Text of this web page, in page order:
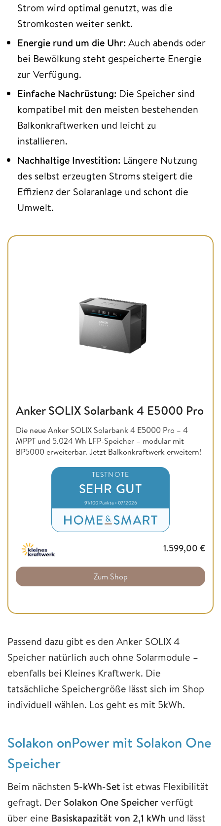
Strom wird optimal genutzt, was die
Stromkosten weiter senkt.
Energie rund um die Uhr: Auch abends oder
bei Bewölkung steht gespeicherte Energie
zur Verfügung.
Einfache Nachrüstung: Die Speicher sind
kompatibel mit den meisten bestehenden
Balkonkraftwerken und leicht zu
installieren.
Nachhaltige Investition: Längere Nutzung
des selbst erzeugten Stroms steigert die
Effizienz der Solaranlage und schont die
Umwelt.
Anker SOLIX Solarbank 4 E5000 Pro
Die neue Anker SOLIX Solarbank 4 E5000 Pro – 4
MPPT und 5.024 Wh LFP-Speicher – modular mit
BP5000 erweiterbar. Jetzt Balkonkraftwerk erweitern!
TESTNOTE
SEHR GUT
91/100 Punkte • 07/2026
1.599,00 €
Zum Shop
Passend dazu gibt es den Anker SOLIX 4
Speicher natürlich auch ohne Solarmodule –
ebenfalls bei Kleines Kraftwerk. Die
tatsächliche Speichergröße lässt sich im Shop
individuell wählen. Los geht es mit 5kWh.
Solakon onPower mit Solakon One
Speicher
Beim nächsten 5-kWh-Set ist etwas Flexibilität
gefragt. Der Solakon One Speicherverfügt
über eine Basiskapazität von 2,1 kWh und lässt